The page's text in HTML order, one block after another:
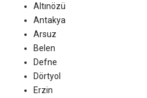
Altınözü
Antakya
Arsuz
Belen
Defne
Dörtyol
Erzin